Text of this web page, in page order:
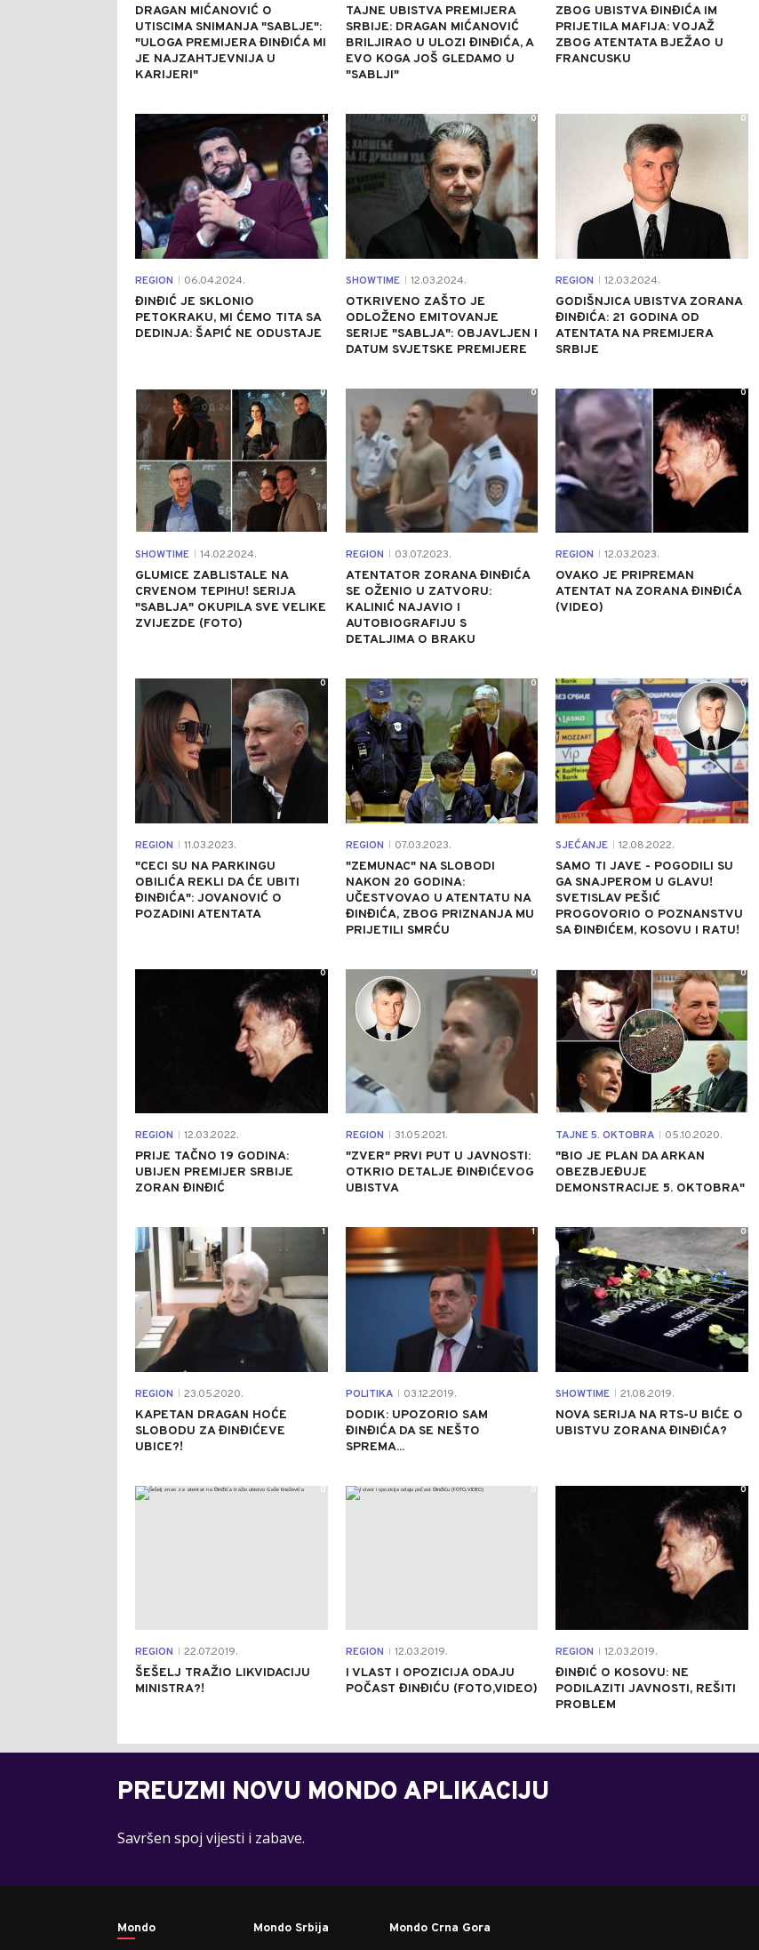
DRAGAN MIĆANOVIĆ O
UTISCIMA SNIMANJA "SABLJE":
"ULOGA PREMIJERA ĐINĐIĆA MI
JE NAJZAHTJEVNIJA U
KARIJERI"
TAJNE UBISTVA PREMIJERA
SRBIJE: DRAGAN MIĆANOVIĆ
BRILJIRAO U ULOZI ĐINĐIĆA, A
EVO KOGA JOŠ GLEDAMO U
"SABLJI"
ZBOG UBISTVA ĐINĐIĆA IM
PRIJETILA MAFIJA: VOJAŽ
ZBOG ATENTATA BJEŽAO U
FRANCUSKU
REGION 06.04.2024.
ĐINĐIĆ JE SKLONIO
PETOKRAKU, MI ĆEMO TITA SA
DEDINJA: ŠAPIĆ NE ODUSTAJE
1
SHOWTIME 12.03.2024.
OTKRIVENO ZAŠTO JE
ODLOŽENO EMITOVANJE
SERIJE "SABLJA": OBJAVLJEN I
DATUM SVJETSKE PREMIJERE
0
REGION 12.03.2024.
GODIŠNJICA UBISTVA ZORANA
ĐINĐIĆA: 21 GODINA OD
ATENTATA NA PREMIJERA
SRBIJE
0
SHOWTIME 14.02.2024.
GLUMICE ZABLISTALE NA
CRVENOM TEPIHU! SERIJA
"SABLJA" OKUPILA SVE VELIKE
ZVIJEZDE (FOTO)
0
REGION 03.07.2023.
ATENTATOR ZORANA ĐINĐIĆA
SE OŽENIO U ZATVORU:
KALINIĆ NAJAVIO I
AUTOBIOGRAFIJU S
DETALJIMA O BRAKU
0
REGION 12.03.2023.
OVAKO JE PRIPREMAN
ATENTAT NA ZORANA ĐINĐIĆA
(VIDEO)
0
REGION 11.03.2023.
"CECI SU NA PARKINGU
OBILIĆA REKLI DA ĆE UBITI
ĐINĐIĆA": JOVANOVIĆ O
POZADINI ATENTATA
0
REGION 07.03.2023.
"ZEMUNAC" NA SLOBODI
NAKON 20 GODINA:
UČESTVOVAO U ATENTATU NA
ĐINĐIĆA, ZBOG PRIZNANJA MU
PRIJETILI SMRĆU
0
SJEĆANJE 12.08.2022.
SAMO TI JAVE - POGODILI SU
GA SNAJPEROM U GLAVU!
SVETISLAV PEŠIĆ
PROGOVORIO O POZNANSTVU
SA ĐINĐIĆEM, KOSOVU I RATU!
0
REGION 12.03.2022.
PRIJE TAČNO 19 GODINA:
UBIJEN PREMIJER SRBIJE
ZORAN ĐINĐIĆ
0
REGION 31.05.2021.
"ZVER" PRVI PUT U JAVNOSTI:
OTKRIO DETALJE ĐINĐIĆEVOG
UBISTVA
0
TAJNE 5. OKTOBRA 05.10.2020.
"BIO JE PLAN DA ARKAN
OBEZBJEĐUJE
DEMONSTRACIJE 5. OKTOBRA"
0
REGION 23.05.2020.
KAPETAN DRAGAN HOĆE
SLOBODU ZA ĐINĐIĆEVE
UBICE?!
1
POLITIKA 03.12.2019.
DODIK: UPOZORIO SAM
ĐINĐIĆA DA SE NEŠTO
SPREMA...
1
SHOWTIME 21.08.2019.
NOVA SERIJA NA RTS-U BIĆE O
UBISTVU ZORANA ĐINĐIĆA?
0
REGION 22.07.2019.
ŠEŠELJ TRAŽIO LIKVIDACIJU
MINISTRA?!
0
REGION 12.03.2019.
I VLAST I OPOZICIJA ODAJU
POČAST ĐINĐIĆU (FOTO,VIDEO)
0
REGION 12.03.2019.
ĐINĐIĆ O KOSOVU: NE
PODILAZITI JAVNOSTI, REŠITI
PROBLEM
0
PREUZMI NOVU MONDO APLIKACIJU
Savršen spoj vijesti i zabave.
Mondo Mondo Srbija Mondo Crna Gora